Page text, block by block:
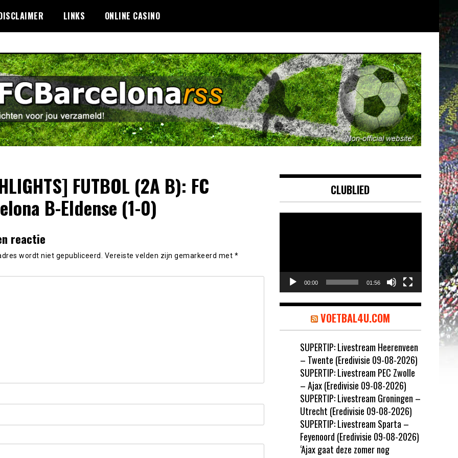
LINKS ONLINE CASINO
FUTBOL (2A B): FC
B-Eldense (1-0)
reactie
wordt niet gepubliceerd. Vereiste velden zijn gemarkeerd met *
CLUBLIED
00:00 01:56
VOETBAL4U.COM
SUPERTIP: Livestream Heerenveen
– Twente (Eredivisie 09-08-2026)
SUPERTIP: Livestream PEC Zwolle
– Ajax (Eredivisie 09-08-2026)
SUPERTIP: Livestream Groningen –
Utrecht (Eredivisie 09-08-2026)
SUPERTIP: Livestream Sparta –
Feyenoord (Eredivisie 09-08-2026)
‘Ajax gaat deze zomer nog